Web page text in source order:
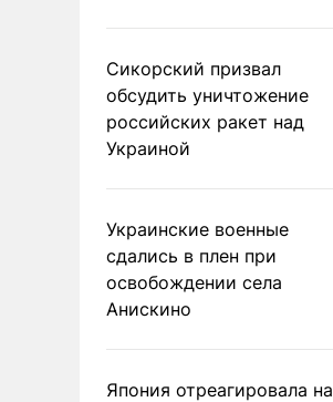
Сикорский призвал
обсудить уничтожение
российских ракет над
Украиной
Украинские военные
сдались в плен при
освобождении села
Анискино
Япония отреагировала на